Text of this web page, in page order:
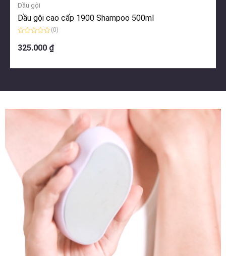
Dầu gội
Dầu gội cao cấp 1900 Shampoo 500ml
xếp
hạng
sao
(0)
325.000 ₫